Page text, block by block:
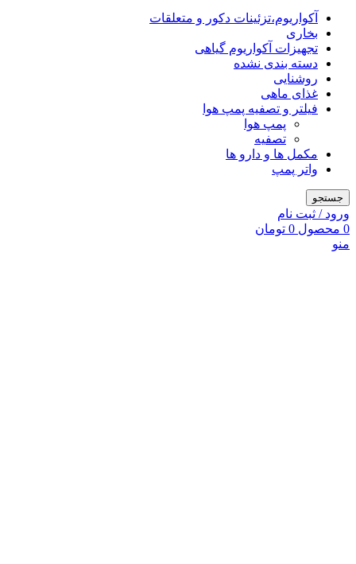
آکواریوم،تزئینات دکور و متعلقات
بخاری
تجهیزات آکواریوم گیاهی
دسته بندی نشده
روشنایی
غذای ماهی
فیلتر و تصفیه پمپ هوا
پمپ هوا
تصفیه
مکمل ها و دارو ها
واتر پمپ
جستجو
ورود / ثبت نام
0 محصول 0 تومان
منو